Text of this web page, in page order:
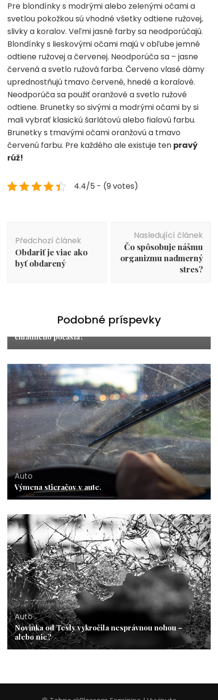
Pre blondínky s modrými alebo zelenými očami a
svetlou pokožkou sú vhodné všetky odtiene ružovej,
slivky a koralov. Veľmi jasné farby sa neodporúčajú.
Blondínky s lieskovými očami majú v obľube jemné
odtiene ružovej a červenej. Neodporúča sa – jasne
červená a svetlo ružová farba. Červeno vlasé dámy
uprednostňujú tmavo červené, hnedé a koralové.
Neodporúča sa použiť oranžové a svetlo ružové
odtiene. Brunetky so sivými a modrými očami by si
mali vybrať klasickú šarlátovú alebo fialovú farbu.
Brunetky s tmavými očami oranžovú a tmavo
červenú farbu. Pre každého ale existuje ten pravý
rúž!
4.4/5 - (9 votes)
příspěvku
Předchozí článek
Obdariť je viac ako
byť obdarený
Nasledující článek
Čo spôsobuje nášmu
organizmu nadmerný
stres?
Podobné príspevky
Športovanie v zime? Ako sa poriadne obliecť do
chladného počasia?
Auto
Výmena stieračov v aute.
Auto
Novinka od Tesly vykročila nesprávnou nohou –
alebo nie?